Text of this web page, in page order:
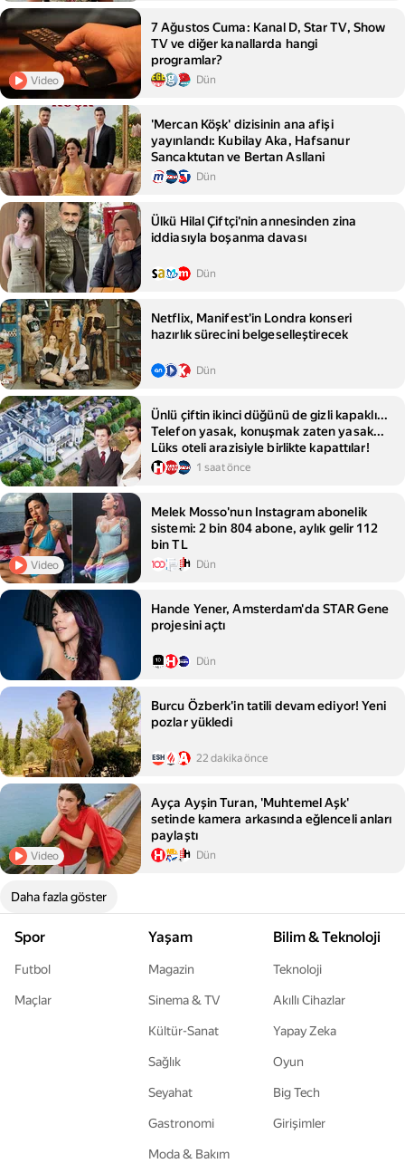
Video
7 Ağustos Cuma: Kanal D, Star TV, Show
TV ve diğer kanallarda hangi
programlar?
Dün
'Mercan Köşk' dizisinin ana afişi
yayınlandı: Kubilay Aka, Hafsanur
Sancaktutan ve Bertan Asllani
Dün
Ülkü Hilal Çiftçi'nin annesinden zina
iddiasıyla boşanma davası
Dün
Netflix, Manifest'in Londra konseri
hazırlık sürecini belgeselleştirecek
Dün
Ünlü çiftin ikinci düğünü de gizli kapaklı...
Telefon yasak, konuşmak zaten yasak...
Lüks oteli arazisiyle birlikte kapattılar!
1 saat önce
Video
Melek Mosso'nun Instagram abonelik
sistemi: 2 bin 804 abone, aylık gelir 112
bin TL
Dün
Hande Yener, Amsterdam'da STAR Gene
projesini açtı
Dün
Burcu Özberk'in tatili devam ediyor! Yeni
pozlar yükledi
22 dakika önce
Video
Ayça Ayşin Turan, 'Muhtemel Aşk'
setinde kamera arkasında eğlenceli anları
paylaştı
Dün
Daha fazla göster
Spor
Futbol
Maçlar
Yaşam
Magazin
Sinema & TV
Kültür-Sanat
Sağlık
Seyahat
Gastronomi
Moda & Bakım
Bilim & Teknoloji
Teknoloji
Akıllı Cihazlar
Yapay Zeka
Oyun
Big Tech
Girişimler